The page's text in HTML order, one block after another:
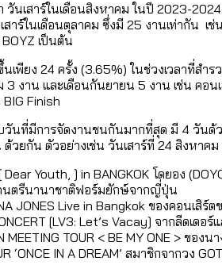
นเสาร์ในเดือนสิงหาคม ในปี 2023-
าร์ในเดือนตุลาคม ซึ่งมี 25 งานเท่ากัน
BOYZ เป็นต้น
พียง 24 ครั้ง (3.65%) ในช่วงเวลาที่ส
าน และเดือนกันยายน 5 งาน เช่น คอน
Finish
วันที่มีการจัดงานชนกันมากที่สุด มี 4 วั
ยกัน ตัวอย่างเช่น วันเสาร์ที่ 24 สิงหาค
Youth, ] in BANGKOK โดยอง
ดนตรีนานาชาติฟอร์มยักษ์จากญี่ปุ่น
JONES Live in Bangkok ของคอนเสิ
[LV3: Let’s Vacay] จากลีดเดอร์
TOUR < BE MY ONE > ของ
‘ONCE IN A DREAM’ สมาชิกจากวง